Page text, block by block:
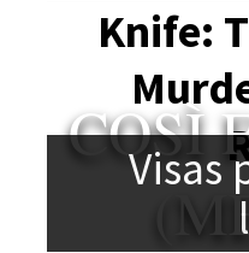
Knife:
COSÌ
Visas